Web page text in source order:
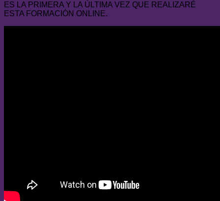
ES LA PRIMERA Y LA ÚLTIMA VEZ QUE REALIZARÉ
ESTA FORMACIÓN ONLINE.